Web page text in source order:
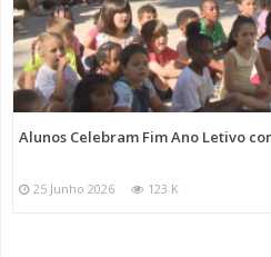
Alunos Celebram Fim Ano Letivo
25 Junho 2026 123 K